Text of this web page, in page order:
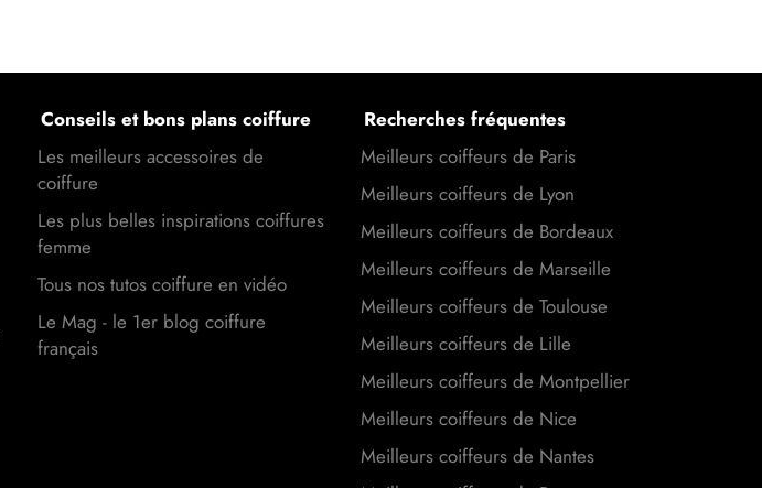
Conseils et bons plans coiffure
Les meilleurs accessoires de
coiffure
Les plus belles inspirations coiffures
femme
Tous nos tutos coiffure en vidéo
Le Mag - le 1er blog coiffure
français
Recherches fréquentes
Meilleurs coiffeurs de Paris
Meilleurs coiffeurs de Lyon
Meilleurs coiffeurs de Bordeaux
Meilleurs coiffeurs de Marseille
Meilleurs coiffeurs de Toulouse
Meilleurs coiffeurs de Lille
Meilleurs coiffeurs de Montpellier
Meilleurs coiffeurs de Nice
Meilleurs coiffeurs de Nantes